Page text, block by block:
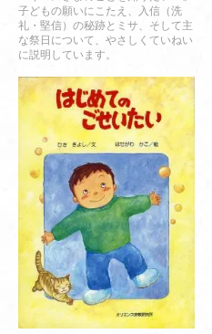
子どもの願いにこたえ、入信（洗
礼・堅信）の秘跡とミサ、そして主
な祭日について、やさしくていねい
に説明しています。